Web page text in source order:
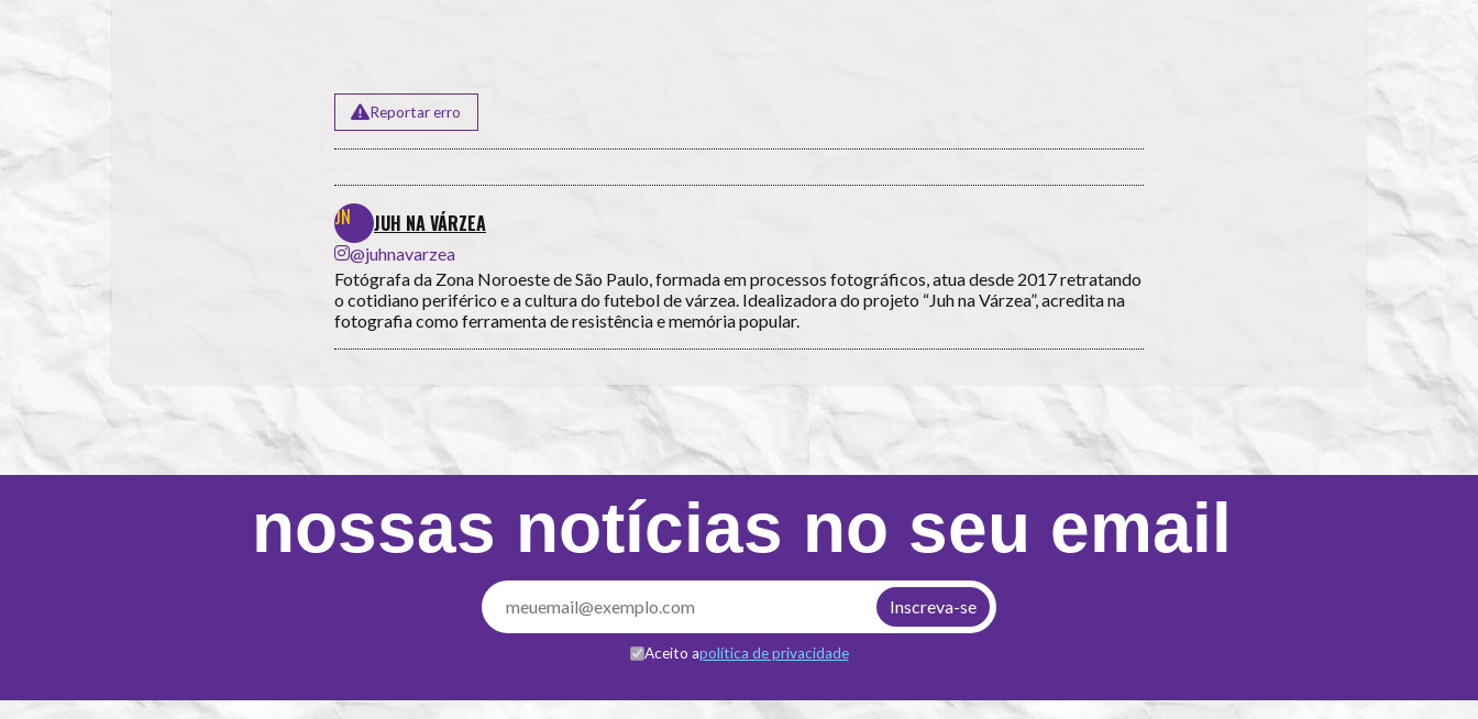
Reportar erro
JUH NA VÁRZEA
@juhnavarzea
Fotógrafa da Zona Noroeste de São Paulo, formada em processos fotográficos, atua desde 2017 retratando
o cotidiano periférico e a cultura do futebol de várzea. Idealizadora do projeto “Juh na Várzea”, acredita na
fotografia como ferramenta de resistência e memória popular.
nossas notícias no seu email
Aceito apolítica de privacidade